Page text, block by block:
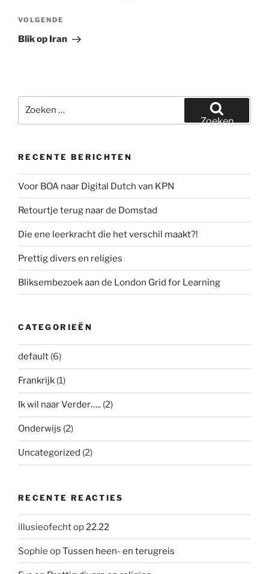
Volgend
bericht
VOLGENDE
Blik op Iran
naar:
Zoeken
RECENTE BERICHTEN
Voor BOA naar Digital Dutch van KPN
Retourtje terug naar de Domstad
Die ene leerkracht die het verschil maakt?!
Prettig divers en religies
Bliksembezoek aan de London Grid for Learning
CATEGORIEËN
default (6)
Frankrijk (1)
Ik wil naar Verder….. (2)
Onderwijs (2)
Uncategorized (2)
RECENTE REACTIES
illusieofechtop 22.22
Sophie opTussen heen- en terugreis